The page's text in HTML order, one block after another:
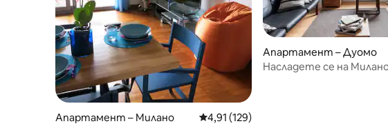
Апартамент – Милано Средна оценка: 4,91 от 5, 129 отзива
4,91 (129)
Апартамент – Дуомо
Насладете се на